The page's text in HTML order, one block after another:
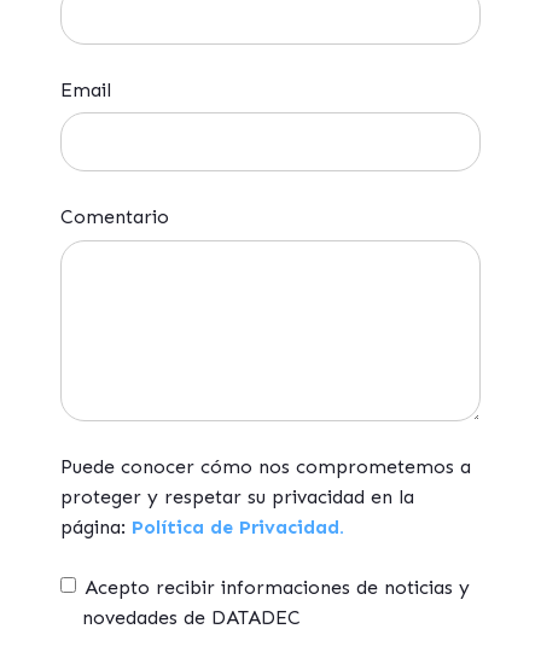
Email
Comentario
Puede conocer cómo nos comprometemos a
proteger y respetar su privacidad en la
página: Política de Privacidad.
Acepto recibir informaciones de noticias y
novedades de DATADEC